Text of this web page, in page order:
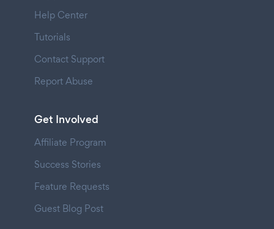
Help Center
Tutorials
Contact Support
Report Abuse
Get Involved
Affiliate Program
Success Stories
Feature Requests
Guest Blog Post